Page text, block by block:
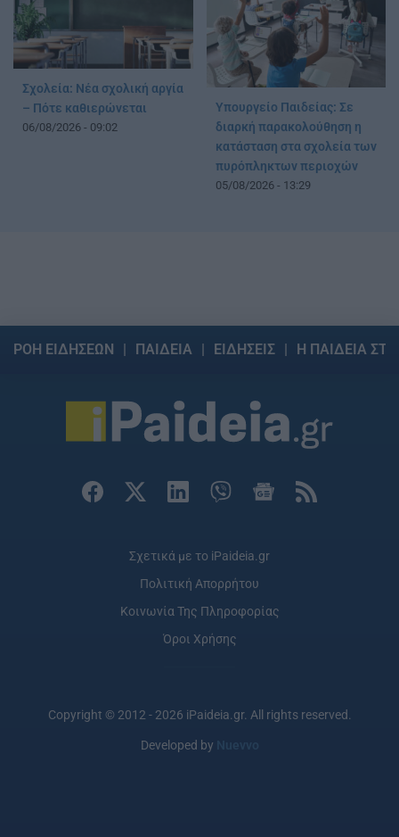
Σχολεία: Νέα σχολική αργία
– Πότε καθιερώνεται
06/08/2026 - 09:02
Υπουργείο Παιδείας: Σε
διαρκή παρακολούθηση η
κατάσταση στα σχολεία των
πυρόπληκτων περιοχών
05/08/2026 - 13:29
ΡΟΗ ΕΙΔΗΣΕΩΝ ΠΑΙΔΕΙΑ ΕΙΔΗΣΕΙΣ Η ΠΑΙΔΕΙΑ
Σχετικά με το iPaideia.gr
Πολιτική Απορρήτου
Κοινωνία Της Πληροφορίας
Όροι Χρήσης
Copyright © 2012 - 2026 iPaideia.gr. All rights reserved.
Developed by